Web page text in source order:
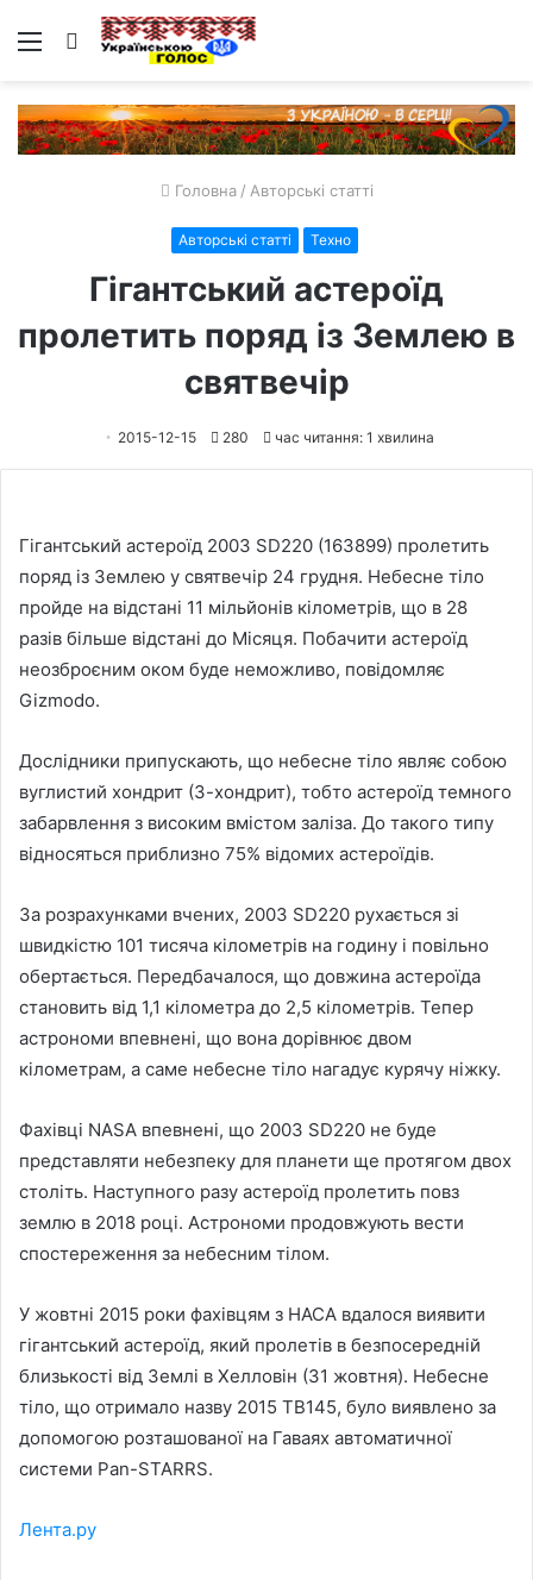
Меню Пошук
Головна / Авторські статті
Авторські статті Техно
Гігантський астероїд
пролетить поряд із Землею в
святвечір
2015-12-15 280 час читання: 1 хвилина
Гігантський астероїд 2003 SD220 (163899) пролетить
поряд із Землею у святвечір 24 грудня. Небесне тіло
пройде на відстані 11 мільйонів кілометрів, що в 28
разів більше відстані до Місяця. Побачити астероїд
неозброєним оком буде неможливо, повідомляє
Gizmodo.
Дослідники припускають, що небесне тіло являє собою
вуглистий хондрит (З-хондрит), тобто астероїд темного
забарвлення з високим вмістом заліза. До такого типу
відносяться приблизно 75% відомих астероїдів.
За розрахунками вчених, 2003 SD220 рухається зі
швидкістю 101 тисяча кілометрів на годину і повільно
обертається. Передбачалося, що довжина астероїда
становить від 1,1 кілометра до 2,5 кілометрів. Тепер
астрономи впевнені, що вона дорівнює двом
кілометрам, а саме небесне тіло нагадує курячу ніжку.
Фахівці NASA впевнені, що 2003 SD220 не буде
представляти небезпеку для планети ще протягом двох
століть. Наступного разу астероїд пролетить повз
землю в 2018 році. Астрономи продовжують вести
спостереження за небесним тілом.
У жовтні 2015 роки фахівцям з НАСА вдалося виявити
гігантський астероїд, який пролетів в безпосередній
близькості від Землі в Хелловін (31 жовтня). Небесне
тіло, що отримало назву 2015 TB145, було виявлено за
допомогою розташованої на Гаваях автоматичної
системи Pan-STARRS.
Лента.ру